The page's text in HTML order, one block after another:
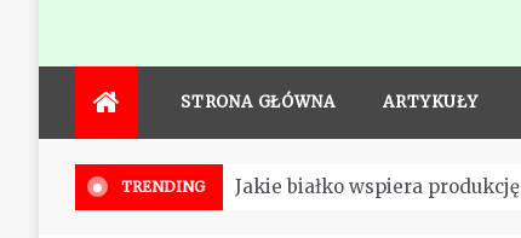
STRONA GŁÓWNA ARTYKUŁY
TRENDING Działanie odżywek białkowych